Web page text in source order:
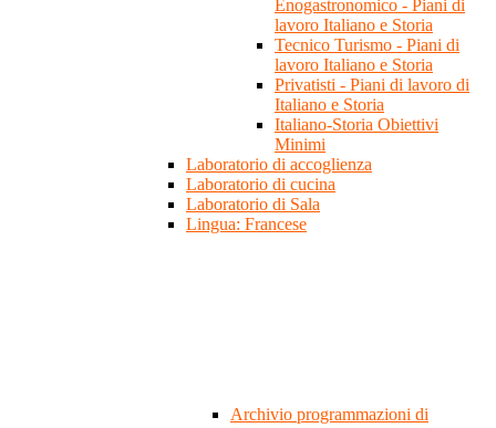
Enogastronomico - Piani di
lavoro Italiano e Storia
Tecnico Turismo - Piani di
lavoro Italiano e Storia
Privatisti - Piani di lavoro di
Italiano e Storia
Italiano-Storia Obiettivi
Minimi
Laboratorio di accoglienza
Laboratorio di cucina
Laboratorio di Sala
Lingua: Francese
Archivio programmazioni di